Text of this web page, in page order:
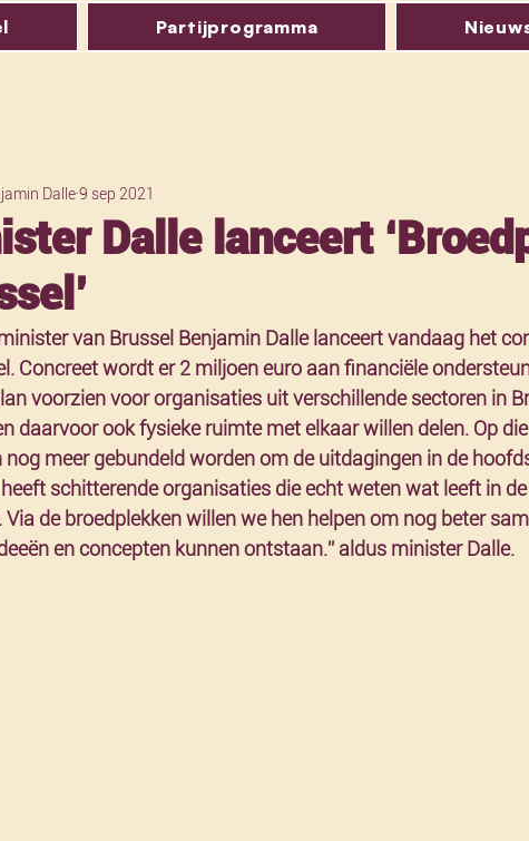
Partijprogramma
Dalle lanceert
Dalle9 sep 2021
van Brussel Benjamin Dalle lanceert vandaag het
Concreet wordt er 2 miljoen euro aan financiële
voorzien voor organisaties uit verschillende sectoren in
daarvoor ook fysieke ruimte met elkaar willen delen. Op
nog meer gebundeld worden om de uitdagingen in de
heeft schitterende organisaties die echt weten wat leeft in
Via de broedplekken willen we hen helpen om nog beter
en concepten kunnen ontstaan.” aldus minister Dalle.